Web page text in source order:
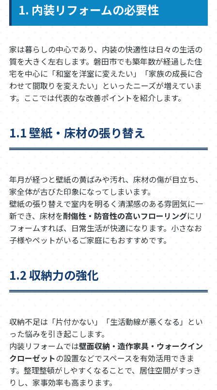
1. 内装リフォームの必要性
家は暮らしの中心であり、内装の快適性は日々の生活の
質を大きく左右します。磐田市でも築年数が経過した住
宅を中心に「和室を洋室に変えたい」「家族の成長に合
わせて間取りを変えたい」といったニーズが増えていま
す。ここでは代表的な改善ポイントを紹介します。
1.1 壁紙・床材の張り替え
年月が経つと壁紙の黄ばみや汚れ、床材の傷が目立ち、
家全体が古びた印象になってしまいます。
壁紙の張り替えで室内を明るく清潔感のある雰囲気に一
新でき、床材を耐傷性・防音性の高いフローリングにリ
フォームすれば、日常生活が快適になります。小さなお
子様やペットがいるご家庭にもおすすめです。
1.2 収納力の強化
収納不足は「片付かない」「生活動線が悪くなる」とい
った悩みを引き起こします。
内装リフォームでは壁面収納・造作家具・ウォークイン
クローゼットの設置などでスペースを有効活用できま
す。整理整頓がしやすくなることで、居住空間がすっき
りし、家事効率も高まります。